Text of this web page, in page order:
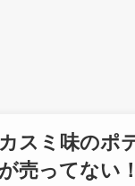
スミ味のポ
売ってない